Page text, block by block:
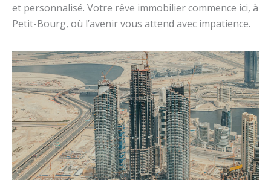
et personnalisé. Votre rêve immobilier commence ici, à
Petit-Bourg, où l’avenir vous attend avec impatience.